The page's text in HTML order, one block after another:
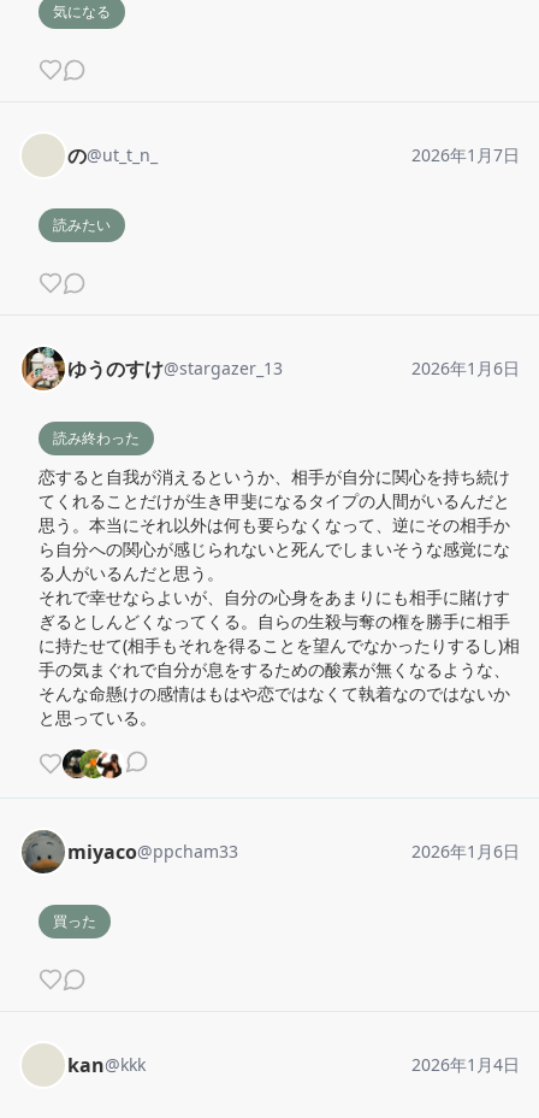
気になる
の@ut_t_n_ 2026年1月7日
読みたい
ゆうのすけ@stargazer_13 2026年1月6日
読み終わった
恋すると自我が消えるというか、相手が自分に関心を持ち続け
てくれることだけが生き甲斐になるタイプの人間がいるんだと
思う。本当にそれ以外は何も要らなくなって、逆にその相手か
ら自分への関心が感じられないと死んでしまいそうな感覚にな
る人がいるんだと思う。
それで幸せならよいが、自分の心身をあまりにも相手に賭けす
ぎるとしんどくなってくる。自らの生殺与奪の権を勝手に相手
に持たせて(相手もそれを得ることを望んでなかったりするし)相
手の気まぐれで自分が息をするための酸素が無くなるような、
そんな命懸けの感情はもはや恋ではなくて執着なのではないか
と思っている。
miyaco@ppcham33 2026年1月6日
買った
kan@kkk 2026年1月4日